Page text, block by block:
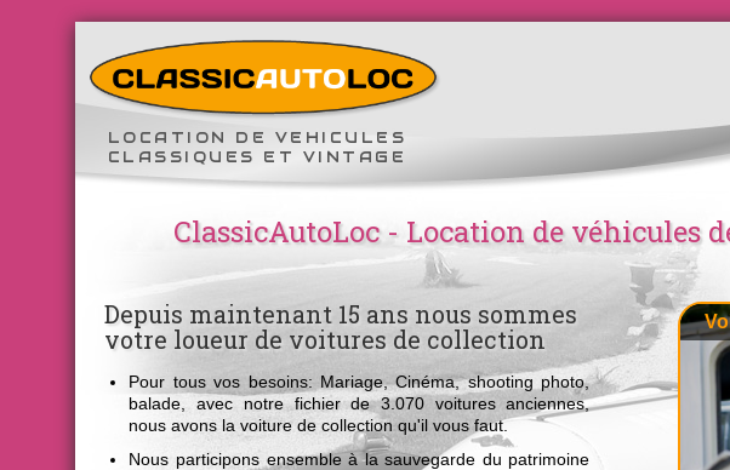
LOCATION DE VEHICULES
CLASSIQUES ET VINTAGE
ClassicAutoLoc - Location de véhicules
Depuis maintenant 15 ans nous sommes
votre loueur de voitures de collection
Pour tous vos besoins: Mariage, Cinéma, shooting photo,
balade, avec notre fichier de 3.070 voitures anciennes,
nous avons la voiture de collection qu'il vous faut.
Nous participons ensemble à la sauvegarde du patrimoine